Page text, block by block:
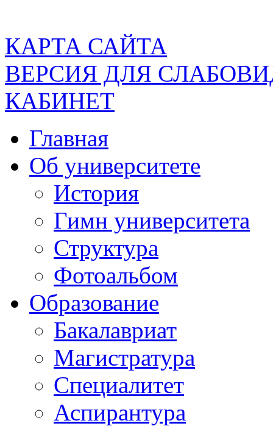
КАРТА САЙТА
ВЕРСИЯ ДЛЯ
КАБИНЕТ
Главная
Об университете
История
Гимн университета
Структура
Фотоальбом
Образование
Бакалавриат
Магистратура
Специалитет
Аспирантура